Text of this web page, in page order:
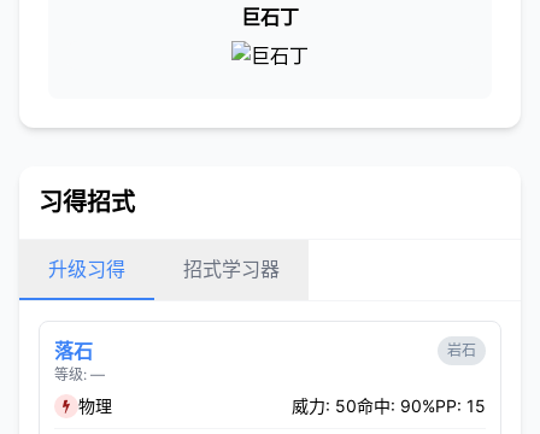
巨石丁
习得招式
升级习得 招式学习器
落石
等级: —
岩石
物理 威力: 50命中: 90%PP: 15